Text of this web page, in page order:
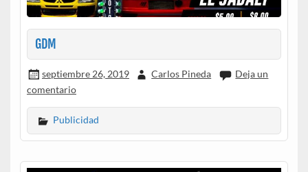
GDM
septiembre 26, 2019 Carlos Pineda
Deja un
comentario
Publicidad